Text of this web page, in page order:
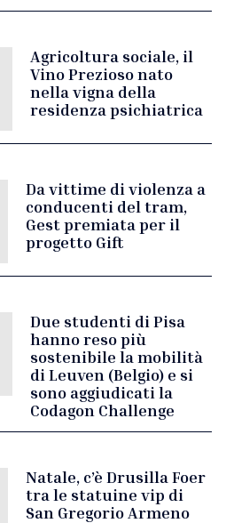
Agricoltura sociale, il
Vino Prezioso nato
nella vigna della
residenza psichiatrica
Da vittime di violenza a
conducenti del tram,
Gest premiata per il
progetto Gift
Due studenti di Pisa
hanno reso più
sostenibile la mobilità
di Leuven (Belgio) e si
sono aggiudicati la
Codagon Challenge
Natale, c’è Drusilla Foer
tra le statuine vip di
San Gregorio Armeno